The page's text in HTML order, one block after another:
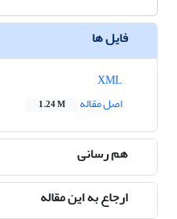
فایل ها
اصل مقاله
1.24 M
هم رسانی
ارجاع به این مقاله